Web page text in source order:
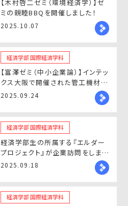
【木村啓二ゼミ（環境経済学）】ゼ
ミの親睦BBQを開催しました！
2025.10.07
経済学部 国際経済学科
【富澤ゼミ（中小企業論）】インテッ
クス大阪で開催された管工機材設
備総合展に参加しました！
2025.09.24
経済学部 国際経済学科
経済学部生の所属する『エルダー
プロジェクト』が企業訪問をしまし
た！
2025.09.18
経済学部 国際経済学科